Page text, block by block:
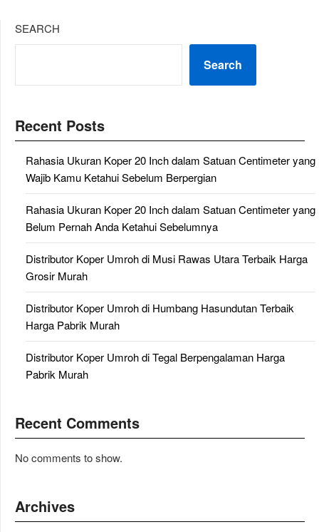
SEARCH
Search
Recent Posts
Rahasia Ukuran Koper 20 Inch dalam Satuan Centimeter yang
Wajib Kamu Ketahui Sebelum Berpergian
Rahasia Ukuran Koper 20 Inch dalam Satuan Centimeter yang
Belum Pernah Anda Ketahui Sebelumnya
Distributor Koper Umroh di Musi Rawas Utara Terbaik Harga
Grosir Murah
Distributor Koper Umroh di Humbang Hasundutan Terbaik
Harga Pabrik Murah
Distributor Koper Umroh di Tegal Berpengalaman Harga
Pabrik Murah
Recent Comments
No comments to show.
Archives